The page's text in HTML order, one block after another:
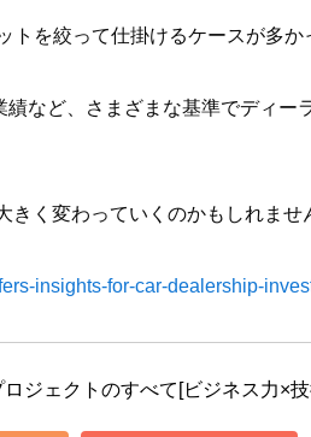
を絞って仕掛けるケースが多か
など、さまざまな基準でディー
く変わっていくのかもしれませ
insights-for-car-dealership-
ジェクトのすべて[ビジネス力×